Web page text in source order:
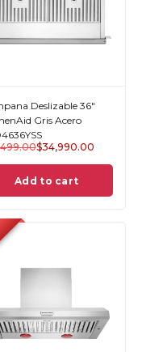
Deslizable 36"
Gris Acero
$34,990.00
Add to cart